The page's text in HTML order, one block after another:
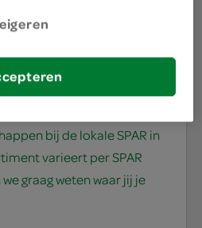
je
bij de lokale SPAR in
varieert per SPAR
graag weten waar jij je